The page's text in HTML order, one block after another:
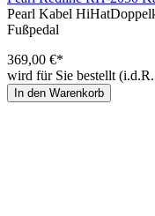
Pearl Kabel
Fußpedal
369,00 €*
wird für Sie bestellt
In den Warenkorb